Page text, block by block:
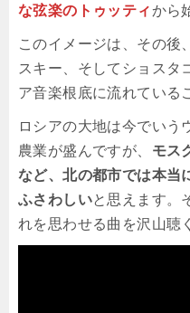
な弦楽のトゥッティから
このイメージは、その後
スキー、そしてショスタ
ア音楽根底に流れている
ロシアの大地は今でいう
農業が盛んですが、 モス
など、北の都市では本当
ふさわしいと思えます。
れを思わせる曲を沢山聴